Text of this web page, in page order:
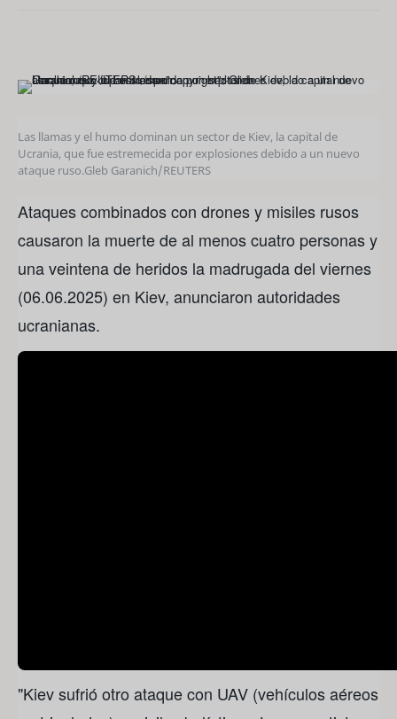
Las llamas y el humo dominan un sector de Kiev, la capital de
Ucrania, que fue estremecida por explosiones debido a un nuevo
ataque ruso.Gleb Garanich/REUTERS
Ataques combinados con drones y misiles rusos
causaron la muerte de al menos cuatro personas y
una veintena de heridos la madrugada del viernes
(06.06.2025) en Kiev, anunciaron autoridades
ucranianas.
"Kiev sufrió otro ataque con UAV (vehículos aéreos